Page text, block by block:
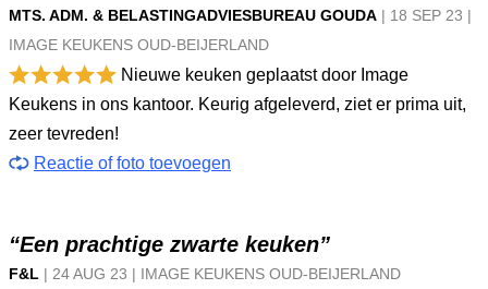
MTS. ADM. & BELASTINGADVIESBUREAU GOUDA | 18 SEP 23 |
IMAGE KEUKENS OUD-BEIJERLAND
Nieuwe keuken geplaatst door Image
Keukens in ons kantoor. Keurig afgeleverd, ziet er prima uit,
zeer tevreden!
Reactie of foto toevoegen
“Een prachtige zwarte keuken”
F&L | 24 AUG 23 | IMAGE KEUKENS OUD-BEIJERLAND